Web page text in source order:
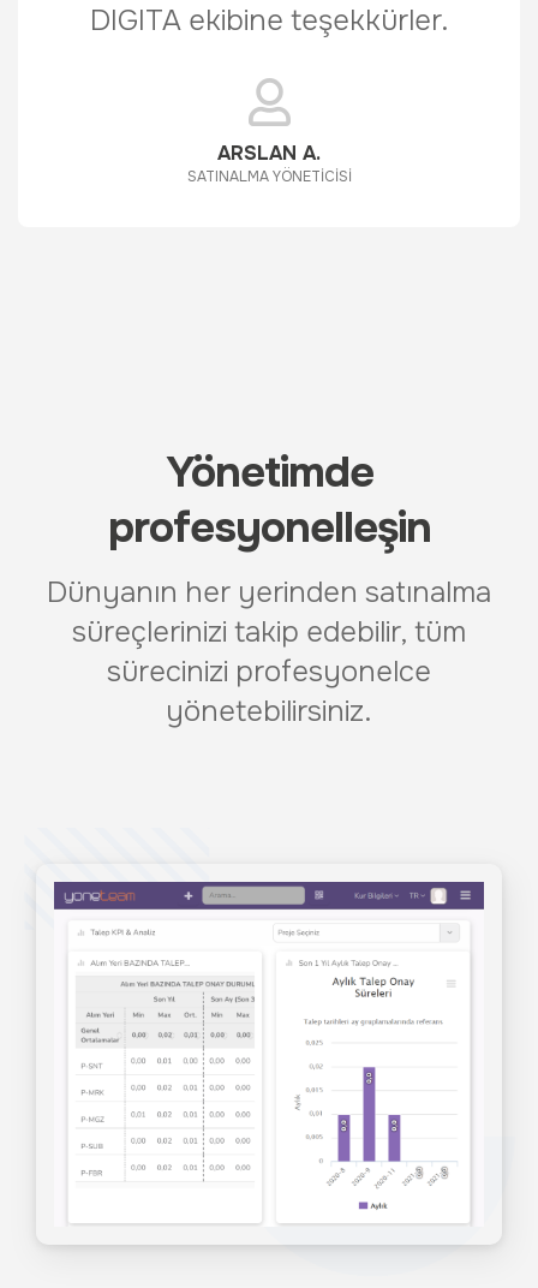
DIGITA ekibine teşekkürler.
ARSLAN A.
SATINALMA YÖNETİCİSİ
Yönetimde
profesyonelleşin
Dünyanın her yerinden satınalma
süreçlerinizi takip edebilir, tüm
sürecinizi profesyonelce
yönetebilirsiniz.